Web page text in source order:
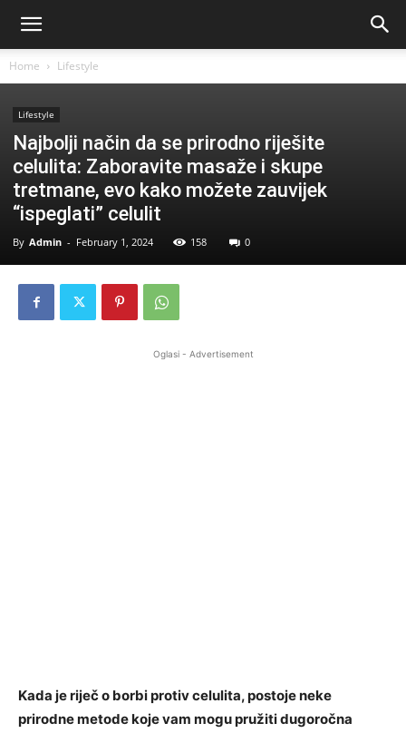
Home Lifestyle
Lifestyle
Najbolji način da se prirodno riješite
celulita: Zaboravite masaže i skupe
tretmane, evo kako možete zauvijek
“ispeglati” celulit
By Admin - February 1, 2024 158 0
Oglasi - Advertisement
Kada je riječ o borbi protiv celulita, postoje neke
prirodne metode koje vam mogu pružiti dugoročna